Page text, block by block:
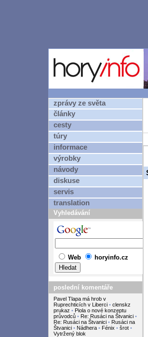
zprávy ze světa
články
cesty
túry
informace
výrobky
návody
diskuse
servis
translation
Vyhledávání
Web horyinfo.cz
poslední komentáře
Pavel Tlapa má hrob v
Ruprechticích v Liberci • clenskz
prukaz • Piola o nové konzeptu
průvodců • Re: Rusáci na Štvanici •
Re: Rusáci na Štvanici • Rusáci na
Štvanici • Nádhera • Fénix • šrot •
Vytržený blok